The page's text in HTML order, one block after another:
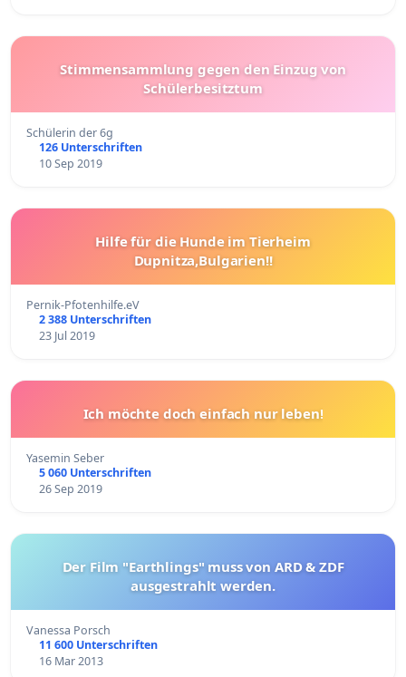
Stimmensammlung gegen den Einzug von
Schülerbesitztum
Schülerin der 6g
126 Unterschriften
10 Sep 2019
Hilfe für die Hunde im Tierheim
Dupnitza,Bulgarien!!
Pernik-Pfotenhilfe.eV
2 388 Unterschriften
23 Jul 2019
Ich möchte doch einfach nur leben!
Yasemin Seber
5 060 Unterschriften
26 Sep 2019
Der Film "Earthlings" muss von ARD & ZDF
ausgestrahlt werden.
Vanessa Porsch
11 600 Unterschriften
16 Mar 2013